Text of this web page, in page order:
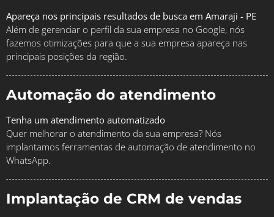
Apareça nos principais resultados de busca em Amaraji - PE
Além de gerenciar o perfil da sua empresa no Google, nós
fazemos otimizações para que a sua empresa apareça nas
principais posições da região.
Automação do atendimento
Tenha um atendimento automatizado
Quer melhorar o atendimento da sua empresa? Nós
implantamos ferramentas de automação de atendimento no
WhatsApp.
Implantação de CRM de vendas